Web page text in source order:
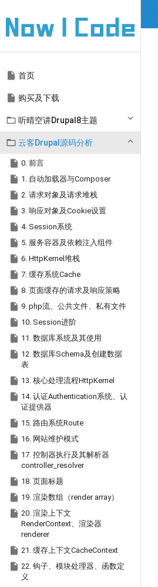
内
Main
navigation
 首页
 购买及下载
 听晴空讲Drupal8主题
 云客Drupal源码分析
 0. 前言
 1. 自动加载器与Composer
 2. 请求对象及请求堆栈
 3. 响应对象及Cookie设置
 4. Session系统
 5. 服务容器及依赖注入组件
 6. HttpKernel堆栈
 7. 缓存系统Cache
 8. 页面缓存的请求及响应策略
 9. php流、公共文件、私有文件
 10. Session进阶
 11. 数据库系统及其使用
 12. 数据库Schema及创建数据
表
 13. 核心处理流程HttpKernel
 14. 认证Authentication系统、认
证提供器
 15. 路由系统Route
 16. 网站维护模式
 17. 控制器执行及其解析器
controller_resolver
 18. 页面标题
 19. 渲染数组（render array）
 20. 渲染上下文
RenderContext、渲染器
renderer
 21. 缓存上下文CacheContext
 22. 钩子、模块处理器、函数定
义